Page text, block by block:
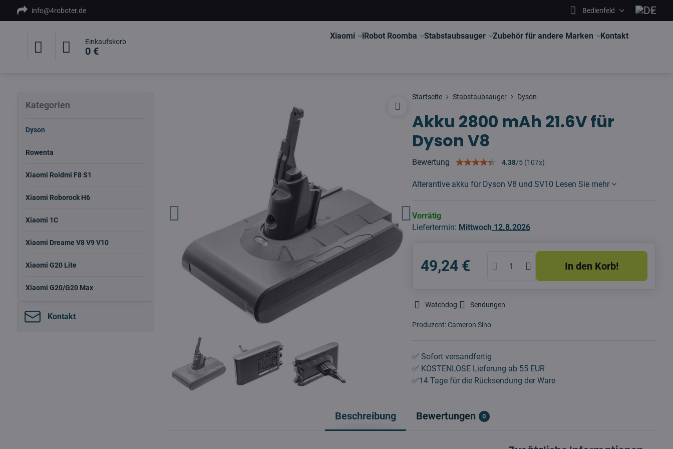
info@4roboter.de Bedienfeld
Einkaufskorb
0 €
Xiaomi iRobot Roomba Stabstaubsauger Zubehör für andere Marken Kontakt
Startseite Stabstaubsauger Dyson
Akku 2800 mAh 21.6V für
Dyson V8
Bewertung 4.38/5 (107x)
Alterantive akku für Dyson V8 und SV10 Lesen Sie mehr
Vorrätig
Liefertermin: Mittwoch 12.8.2026
49,24 € In den Korb!
Watchdog Sendungen
Produzent: Cameron Sino
✅ Sofort versandfertig
✅ KOSTENLOSE Lieferung ab 55 EUR
✅14 Tage für die Rücksendung der Ware
Beschreibung Bewertungen 0
Kategorien
Dyson
Rowenta
Xiaomi Roidmi F8 S1
Xiaomi Roborock H6
Xiaomi 1C
Xiaomi Dreame V8 V9 V10
Xiaomi G20 Lite
Xiaomi G20/G20 Max
Kontakt